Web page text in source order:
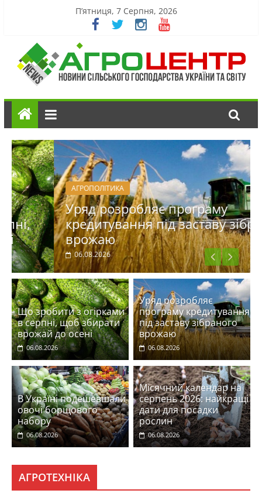
П’ятниця, 7 Серпня, 2026
АГРОПОЛІТИКА
Уряд розробляє програму
кредитування під заставу зібраного
врожаю
06.08.2026
Що зробити з огірками
в серпні, щоб збирати
врожай до осені
06.08.2026
Уряд розробляє
програму кредитування
під заставу зібраного
врожаю
06.08.2026
В Україні подешевшали
овочі борщового
набору
06.08.2026
Місячний календар на
серпень 2026: найкращі
дати для посадки
рослин
06.08.2026
АГРОТЕХНІКА